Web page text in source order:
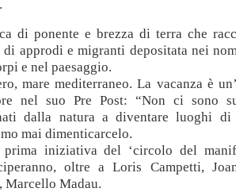
di ponente e brezza di terra che
di approdi e migranti depositata nei
e nel paesaggio.
mare mediterraneo. La vacanza è
nel suo Pre Post: “Non ci sono
dalla natura a diventare luoghi di
mai dimenticarcelo.
iniziativa del ‘circolo del
oltre a Loris Campetti,
Marcello Madau.